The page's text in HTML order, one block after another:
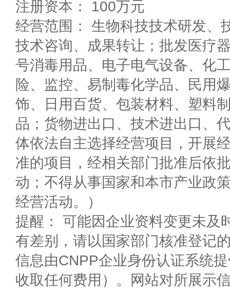
注册资本： 100万元
经营范围： 生物科技技术研发、
技术咨询、成果转让；批发医疗
号消毒用品、电子电气设备、化
险、监控、易制毒化学品、民用
饰、日用百货、包装材料、塑料
品；货物进出口、技术进出口、
体依法自主选择经营项目，开展
准的项目，经相关部门批准后依
动；不得从事国家和本市产业政
经营活动。）
提醒： 可能因企业资料变更未及
有差别，请以国家部门核准登记
信息由CNPP企业身份认证系统
收取任何费用）。网站对所展示